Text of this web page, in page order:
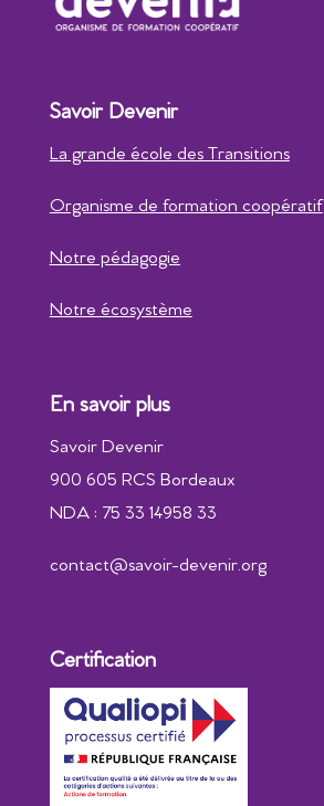
Savoir Devenir
La grande école des Transitions
Organisme de formation coopératif
Notre pédagogie
Notre écosystème
En savoir plus
Savoir Devenir
900 605 RCS Bordeaux
NDA : 75 33 14958 33
contact@savoir-devenir.org
Certification